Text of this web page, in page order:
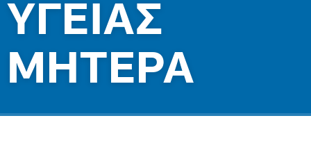
ΥΓΕΙΑΣ
ΜΗΤΕΡΑ